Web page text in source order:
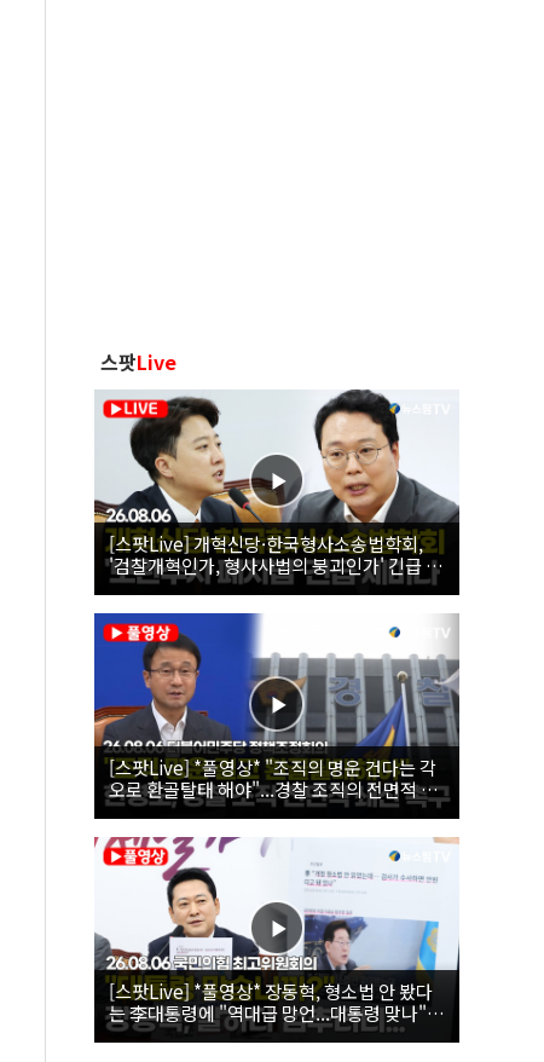
스팟Live
[스팟Live] 개혁신당·한국형사소송법학회,
'검찰개혁인가, 형사사법의 붕괴인가' 긴급 세
미나｜26.08.06
[스팟Live] *풀영상* "조직의 명운 건다는 각
오로 환골탈태 해야"...경찰 조직의 전면적 쇄
신 촉구한 한병도 | 26.08.06 더불어민주당 정
책조정회의
[스팟Live] *풀영상* 장동혁, 형소법 안 봤다
는 李대통령에 "역대급 망언...대통령 맞나"｜
26.08.06 국민의힘 최고위원회의